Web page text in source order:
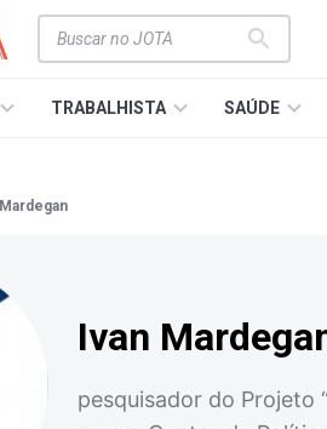
TRABALHISTA SAÚDE
Ivan
pesquisador do Projeto